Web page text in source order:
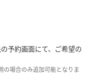
予約画面にて、ご希望の
の場合のみ追加可能となりま